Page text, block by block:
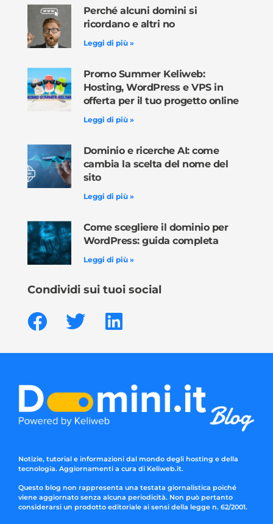
Perché alcuni domini si
ricordano e altri no
Leggi di più »
Promo Summer Keliweb:
Hosting, WordPress e VPS in
offerta per il tuo progetto online
Leggi di più »
Dominio e ricerche AI: come
cambia la scelta del nome del
sito
Leggi di più »
Come scegliere il dominio per
WordPress: guida completa
Leggi di più »
Condividi sui tuoi social
Notizie, tutorial e informazioni dal mondo degli hosting e della
tecnologia. Aggiornamenti a cura di Keliweb.it.
Questo blog non rappresenta una testata giornalistica poiché
viene aggiornato senza alcuna periodicità. Non può pertanto
considerarsi un prodotto editoriale ai sensi della legge n. 62/2001.